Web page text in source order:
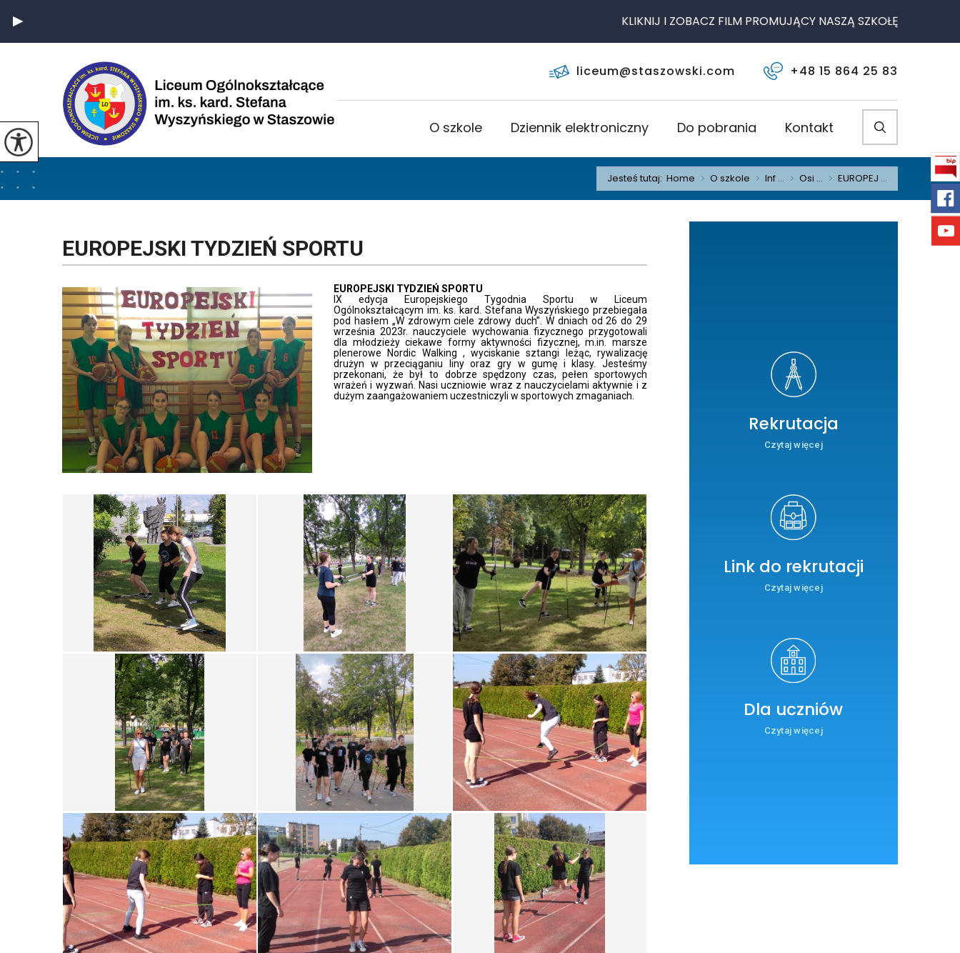
KLIKNIJ I ZOBACZ FILM PROMUJĄCY NASZĄ SZKOŁĘ
liceum@staszowski.com +48 15 864 25 83
O szkole Dziennik elektroniczny Do pobrania Kontakt
Jesteś tutaj: Home > O szkole > Inf ... > Osi ... > EUROPEJ ...
EUROPEJSKI TYDZIEŃ SPORTU
EUROPEJSKI TYDZIEŃ SPORTU
IX edycja Europejskiego Tygodnia Sportu w Liceum
Ogólnokształcącym im. ks. kard. Stefana Wyszyńskiego przebiegała
pod hasłem „W zdrowym ciele zdrowy duch”. W dniach od 26 do 29
września 2023r. nauczyciele wychowania fizycznego przygotowali
dla młodzieży ciekawe formy aktywności fizycznej, m.in. marsze
plenerowe Nordic Walking , wyciskanie sztangi leżąc, rywalizację
drużyn w przeciąganiu liny oraz gry w gumę i klasy. Jesteśmy
przekonani, że był to dobrze spędzony czas, pełen sportowych
wrażeń i wyzwań. Nasi uczniowie wraz z nauczycielami aktywnie i z
dużym zaangażowaniem uczestniczyli w sportowych zmaganiach.
Rekrutacja
Czytaj więcej
Link do rekrutacji
Czytaj więcej
Dla uczniów
Czytaj więcej